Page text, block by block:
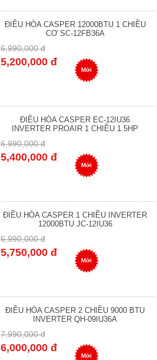
ĐIỀU HÒA CASPER 12000BTU 1 CHIỀU
CƠ SC-12FB36A
6,990,000 đ
5,200,000 đ
Mới
ĐIỀU HÒA CASPER EC-12IU36
INVERTER PROAIR 1 CHIỀU 1.5HP
6,990,000 đ
5,400,000 đ
Mới
ĐIỀU HÒA CASPER 1 CHIỀU INVERTER
12000BTU JC-12IU36
6,990,000 đ
5,750,000 đ
Mới
ĐIỀU HÒA CASPER 2 CHIỀU 9000 BTU
INVERTER QH-09IU36A
7,990,000 đ
6,000,000 đ
Mới